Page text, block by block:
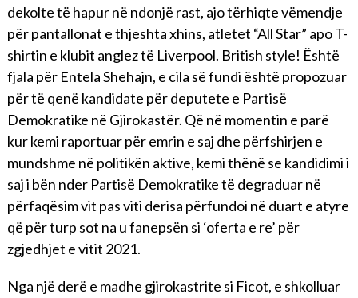
dekolte të hapur në ndonjë rast, ajo tërhiqte vëmendje
për pantallonat e thjeshta xhins, atletet “All Star” apo T-
shirtin e klubit anglez të Liverpool. British style! Është
fjala për Entela Shehajn, e cila së fundi është propozuar
për të qenë kandidate për deputete e Partisë
Demokratike në Gjirokastër. Që në momentin e parë
kur kemi raportuar për emrin e saj dhe përfshirjen e
mundshme në politikën aktive, kemi thënë se kandidimi i
saj i bën nder Partisë Demokratike të degraduar në
përfaqësim vit pas viti derisa përfundoi në duart e atyre
që për turp sot na u fanepsën si ‘oferta e re’ për
zgjedhjet e vitit 2021.
Nga një derë e madhe gjirokastrite si Ficot, e shkolluar